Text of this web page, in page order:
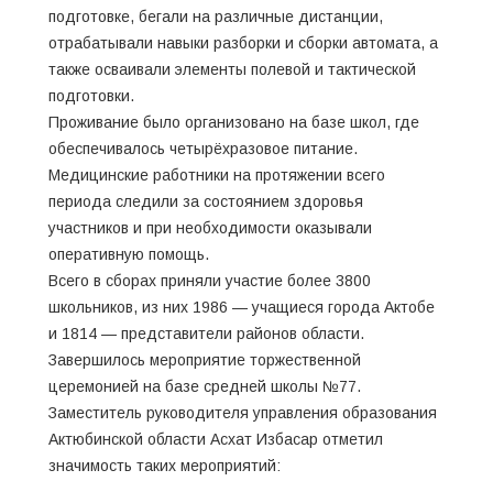
подготовке, бегали на различные дистанции,
отрабатывали навыки разборки и сборки автомата, а
также осваивали элементы полевой и тактической
подготовки.
Проживание было организовано на базе школ, где
обеспечивалось четырёхразовое питание.
Медицинские работники на протяжении всего
периода следили за состоянием здоровья
участников и при необходимости оказывали
оперативную помощь.
Всего в сборах приняли участие более 3800
школьников, из них 1986 — учащиеся города Актобе
и 1814 — представители районов области.
Завершилось мероприятие торжественной
церемонией на базе средней школы №77.
Заместитель руководителя управления образования
Актюбинской области Асхат Избасар отметил
значимость таких мероприятий: